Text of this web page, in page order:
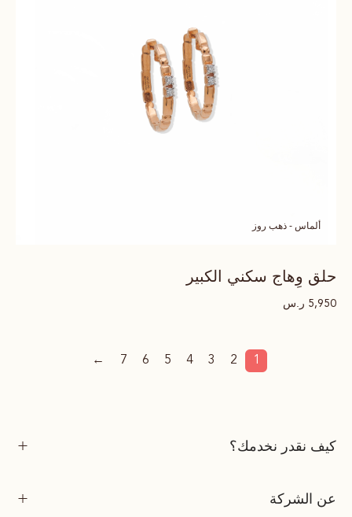
ألماس - ذهب روز
حلق وِهاج سكني الكبير
5,950 ر.س
1
2
3
4
5
6
7
←
كيف نقدر نخدمك؟
عن الشركة